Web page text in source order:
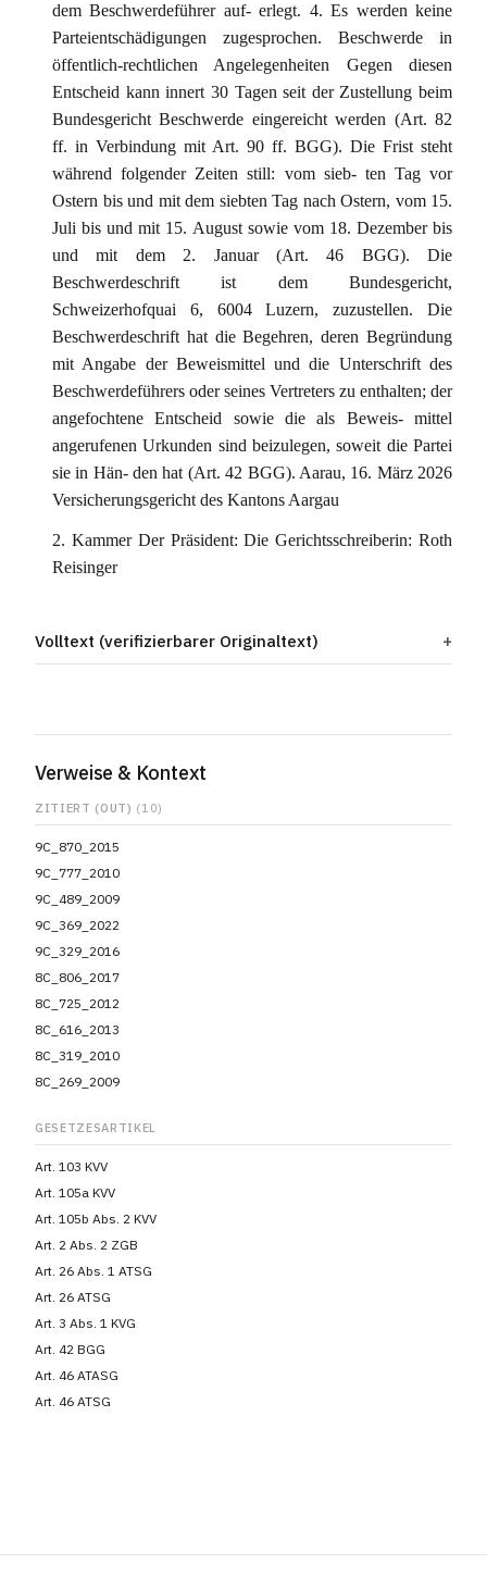
dem Beschwerdeführer auf- erlegt. 4. Es werden keine
Parteientschädigungen zugesprochen. Beschwerde in
öffentlich-rechtlichen Angelegenheiten Gegen diesen
Entscheid kann innert 30 Tagen seit der Zustellung beim
Bundesgericht Beschwerde eingereicht werden (Art. 82
ff. in Verbindung mit Art. 90 ff. BGG). Die Frist steht
während folgender Zeiten still: vom sieb- ten Tag vor
Ostern bis und mit dem siebten Tag nach Ostern, vom 15.
Juli bis und mit 15. August sowie vom 18. Dezember bis
und mit dem 2. Januar (Art. 46 BGG). Die
Beschwerdeschrift ist dem Bundesgericht,
Schweizerhofquai 6, 6004 Luzern, zuzustellen. Die
Beschwerdeschrift hat die Begehren, deren Begründung
mit Angabe der Beweismittel und die Unterschrift des
Beschwerdeführers oder seines Vertreters zu enthalten; der
angefochtene Entscheid sowie die als Beweis- mittel
angerufenen Urkunden sind beizulegen, soweit die Partei
sie in Hän- den hat (Art. 42 BGG). Aarau, 16. März 2026
Versicherungsgericht des Kantons Aargau
2. Kammer Der Präsident: Die Gerichtsschreiberin: Roth
Reisinger
Volltext (verifizierbarer Originaltext)
Verweise & Kontext
ZITIERT (OUT) (10)
9C_870_2015
9C_777_2010
9C_489_2009
9C_369_2022
9C_329_2016
8C_806_2017
8C_725_2012
8C_616_2013
8C_319_2010
8C_269_2009
GESETZESARTIKEL
Art. 103 KVV
Art. 105a KVV
Art. 105b Abs. 2 KVV
Art. 2 Abs. 2 ZGB
Art. 26 Abs. 1 ATSG
Art. 26 ATSG
Art. 3 Abs. 1 KVG
Art. 42 BGG
Art. 46 ATASG
Art. 46 ATSG